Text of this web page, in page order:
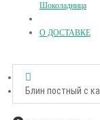
Шоколадница
О ДОСТАВКЕ
Блин постный с